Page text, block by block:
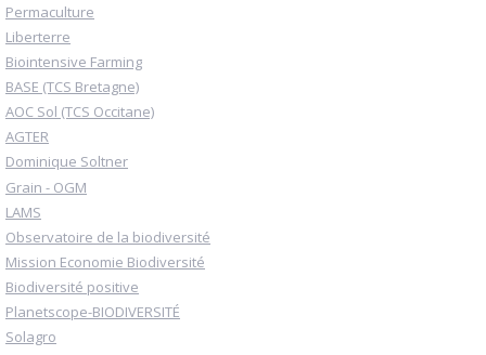
Permaculture
Liberterre
Biointensive Farming
BASE (TCS Bretagne)
AOC Sol (TCS Occitane)
AGTER
Dominique Soltner
Grain - OGM
LAMS
Observatoire de la biodiversité
Mission Economie Biodiversité
Biodiversité positive
Planetscope-BIODIVERSITÉ
Solagro